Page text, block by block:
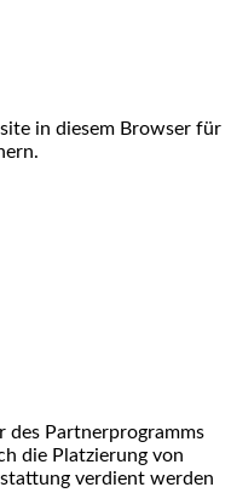
in diesem Browser für
des Partnerprogramms
die Platzierung von
verdient werden